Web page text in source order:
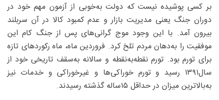
بر کسی پوشیده نیست که دولت به‌خوبی از آزمون مهم خود در
دوران جنگ یعنی مدیریت بازار و عدم کمبود کالا در آن سربلند
بیرون آمد. با این وجود موج گرانی‌های پس از جنگ کام این
موفقیت را به‌دهان مردم تلخ کرد. فروردین ماه، ماه رکورد‌های تازه
برای تورم بود. تورم نقطه‌به‌نقطه و سالانه به‌سقف تاریخی خود از
سال۱۳۹۱ رسید و تورم خوراکی‌ها و غیرخوراکی و خدمات نیز
به‌بالاترین میزان در حداقل ۱۵ساله گذشته رسیدند.